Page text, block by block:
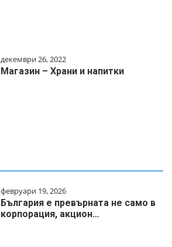
декември 26, 2022
Магазин – Храни и напитки
февруари 19, 2026
България е превърната не само в
корпорация, акцион…